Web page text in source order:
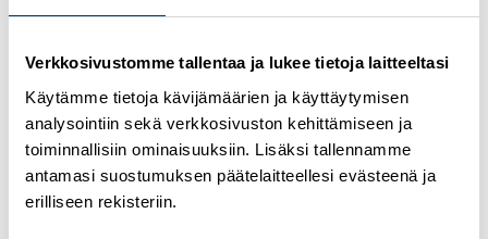
Verkkosivustomme tallentaa ja lukee tietoja laitteeltasi
Käytämme tietoja kävijämäärien ja käyttäytymisen
analysointiin sekä verkkosivuston kehittämiseen ja
toiminnallisiin ominaisuuksiin. Lisäksi tallennamme
antamasi suostumuksen päätelaitteellesi evästeenä ja
erilliseen rekisteriin.
– Kehittämällä yhteistä suuntaviivaa ja punaista lankaa
vastaamme siihen, että meillä on harrastajia
tulevaisuudessa ja saamme sekä lapsia että nuoria
lajin pariin, kertooTilda Rajamäki, Hiihtoliiton
koulutusasiantuntija ja prosessin vastuuhenkilö.